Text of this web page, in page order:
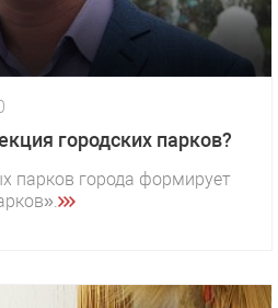
городских парков?
парков города формирует